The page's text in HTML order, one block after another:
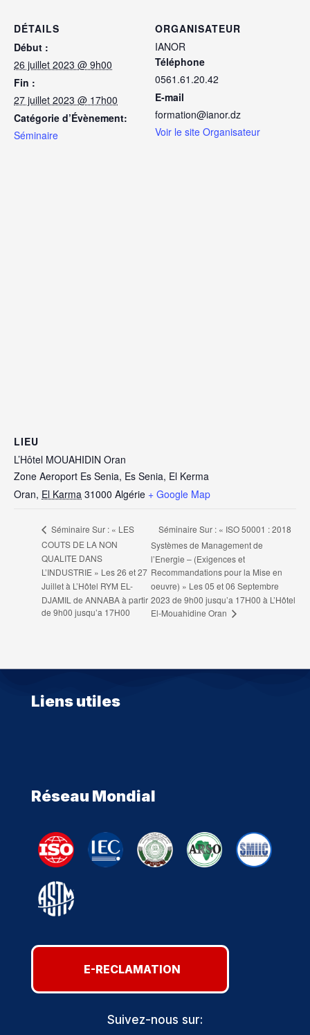
DÉTAILS
Début :
26 juillet 2023 @ 9h00
Fin :
27 juillet 2023 @ 17h00
Catégorie d’Évènement:
Séminaire
ORGANISATEUR
IANOR
Téléphone
0561.61.20.42
E-mail
formation@ianor.dz
Voir le site Organisateur
LIEU
L’Hôtel MOUAHIDIN Oran
Zone Aeroport Es Senia, Es Senia, El Kerma
Oran, El Karma 31000 Algérie + Google Map
Séminaire Sur : « LES
COUTS DE LA NON
QUALITE DANS
L’INDUSTRIE » Les 26 et 27
Juillet à L’Hôtel RYM EL-
DJAMIL de ANNABA à partir
de 9h00 jusqu’a 17H00
Séminaire Sur : « ISO 50001 : 2018
Systèmes de Management de
l’Energie – (Exigences et
Recommandations pour la Mise en
oeuvre) » Les 05 et 06 Septembre
2023 de 9h00 jusqu’a 17H00 à L’Hôtel
El-Mouahidine Oran
Liens utiles
Réseau Mondial
E-RECLAMATION
Suivez-nous sur: